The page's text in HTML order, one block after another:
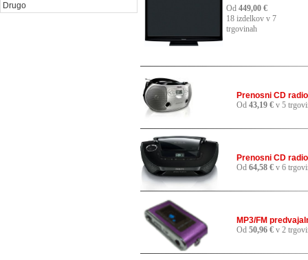
Drugo
Od 449,00 €
18 izdelkov v 7
trgovinah
Prenosni CD
Od 43,19 € v 5
Prenosni CD
Od 64,58 € v 6
MP3/FM
Od 50,96 € v 2